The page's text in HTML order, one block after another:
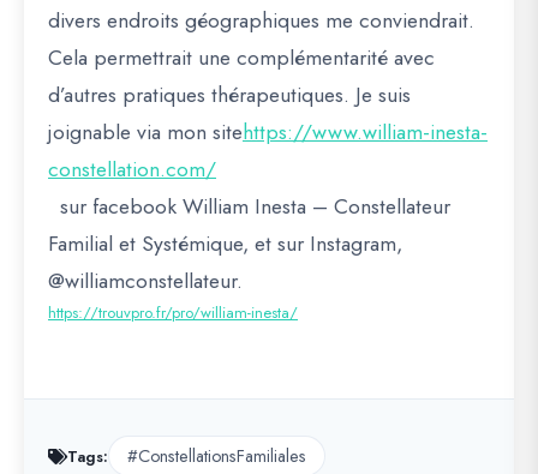
divers endroits géographiques me conviendrait.
Cela permettrait une complémentarité avec
d’autres pratiques thérapeutiques. Je suis
joignable via mon sitehttps://www.william-inesta-
constellation.com/
sur facebook William Inesta – Constellateur
Familial et Systémique, et sur Instagram,
@williamconstellateur.
https://trouvpro.fr/pro/william-inesta/
Tags: #ConstellationsFamiliales